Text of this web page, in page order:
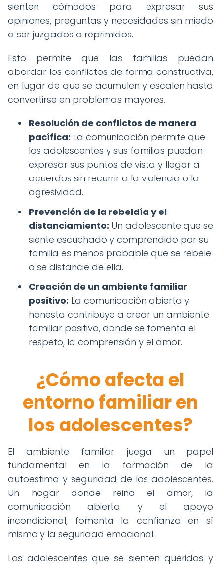
sienten cómodos para expresar sus
opiniones, preguntas y necesidades sin miedo
a ser juzgados o reprimidos.
Esto permite que las familias puedan
abordar los conflictos de forma constructiva,
en lugar de que se acumulen y escalen hasta
convertirse en problemas mayores.
Resolución de conflictos de manera
pacífica: La comunicación permite que
los adolescentes y sus familias puedan
expresar sus puntos de vista y llegar a
acuerdos sin recurrir a la violencia o la
agresividad.
Prevención de la rebeldía y el
distanciamiento: Un adolescente que se
siente escuchado y comprendido por su
familia es menos probable que se rebele
o se distancie de ella.
Creación de un ambiente familiar
positivo: La comunicación abierta y
honesta contribuye a crear un ambiente
familiar positivo, donde se fomenta el
respeto, la comprensión y el amor.
¿Cómo afecta el
entorno familiar en
los adolescentes?
El ambiente familiar juega un papel
fundamental en la formación de la
autoestima y seguridad de los adolescentes.
Un hogar donde reina el amor, la
comunicación abierta y el apoyo
incondicional, fomenta la confianza en sí
mismo y la seguridad emocional.
Los adolescentes que se sienten queridos y